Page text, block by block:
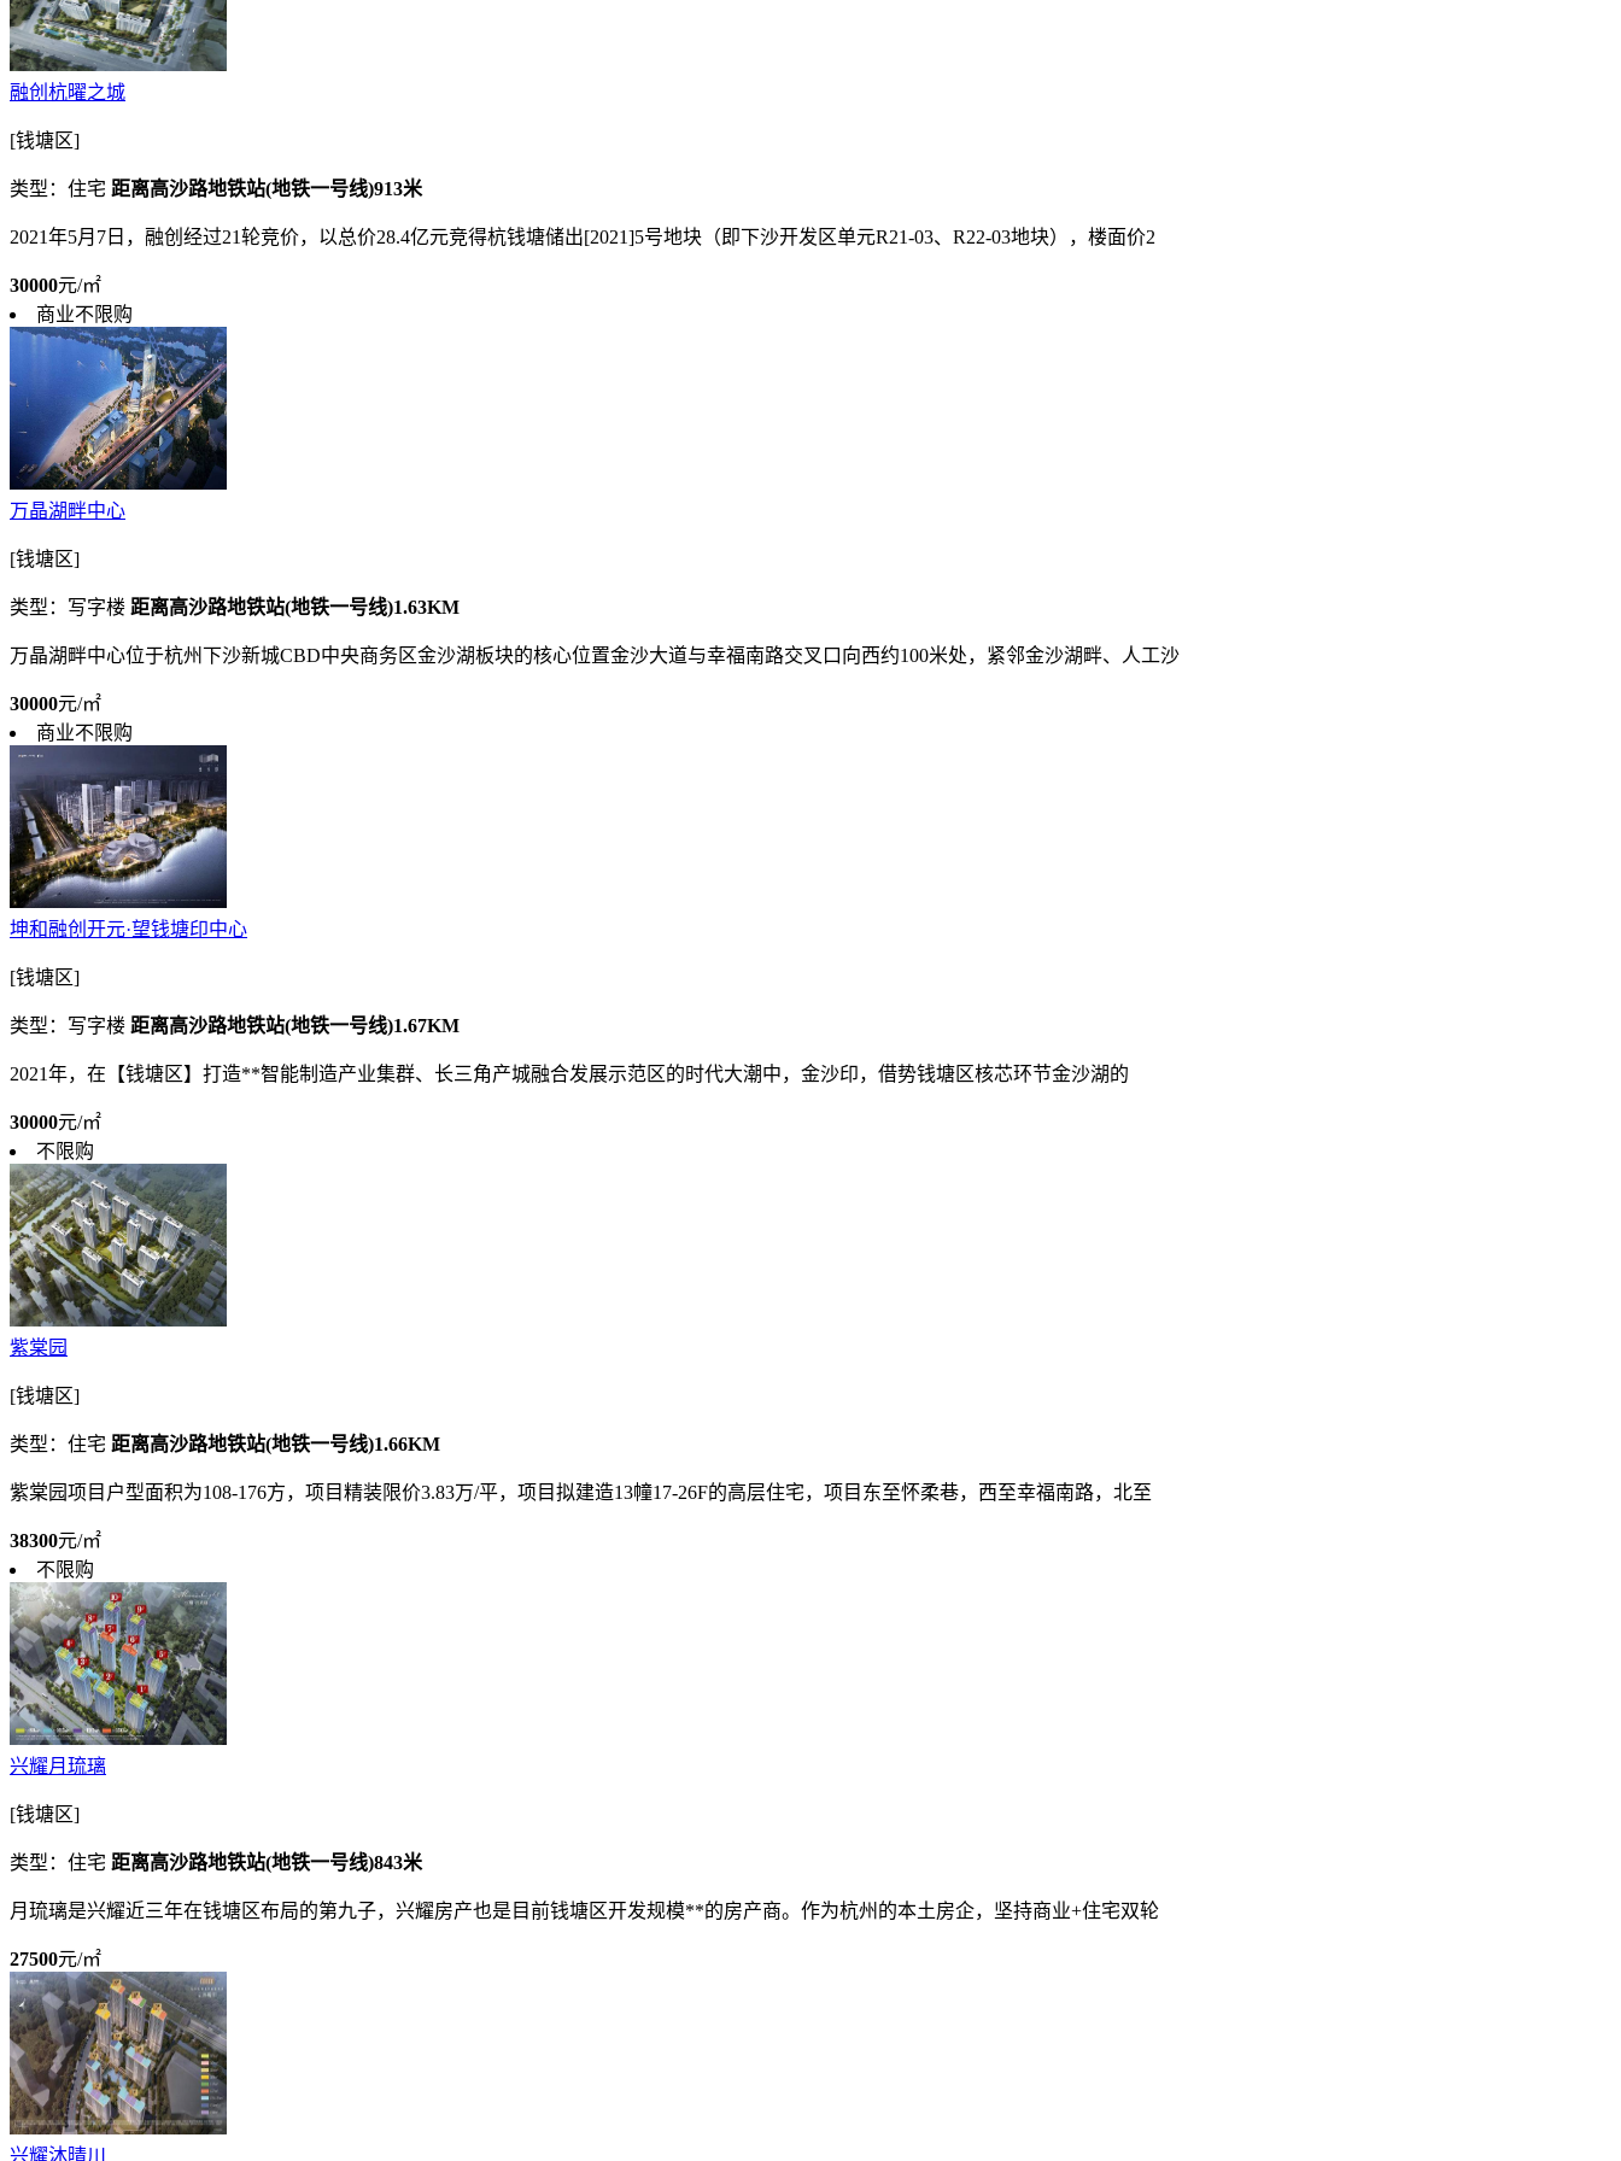
融创杭曜之城
[钱塘区]
类型：住宅 距离高沙路地铁站(地铁一号线)913米
2021年5月7日，融创经过21轮竞价，以总价28.4亿元竞得杭钱塘储出[2021]5号地块（即下沙开发区单元R21-03、R22-03地块），楼面价2
30000元/㎡
商业不限购
万晶湖畔中心
[钱塘区]
类型：写字楼 距离高沙路地铁站(地铁一号线)1.63KM
万晶湖畔中心位于杭州下沙新城CBD中央商务区金沙湖板块的核心位置金沙大道与幸福南路交叉口向西约100米处，紧邻金沙湖畔、人工沙
30000元/㎡
商业不限购
坤和融创开元·望钱塘印中心
[钱塘区]
类型：写字楼 距离高沙路地铁站(地铁一号线)1.67KM
2021年，在【钱塘区】打造**智能制造产业集群、长三角产城融合发展示范区的时代大潮中，金沙印，借势钱塘区核芯环节金沙湖的
30000元/㎡
不限购
紫棠园
[钱塘区]
类型：住宅 距离高沙路地铁站(地铁一号线)1.66KM
紫棠园项目户型面积为108-176方，项目精装限价3.83万/平，项目拟建造13幢17-26F的高层住宅，项目东至怀柔巷，西至幸福南路，北至
38300元/㎡
不限购
兴耀月琉璃
[钱塘区]
类型：住宅 距离高沙路地铁站(地铁一号线)843米
月琉璃是兴耀近三年在钱塘区布局的第九子，兴耀房产也是目前钱塘区开发规模**的房产商。作为杭州的本土房企，坚持商业+住宅双轮
27500元/㎡
兴耀沐晴川